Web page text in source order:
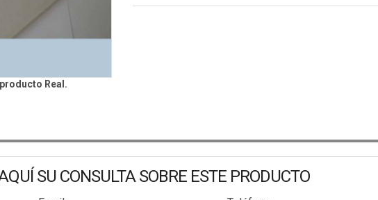
Real.
SU CONSULTA SOBRE ESTE PRODUCTO